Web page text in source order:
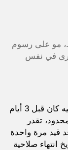
مو على رسوم
في نفس
الكود ساري ومفعّل حالياً. آخر اختبار قمنا فيه كان قبل 3 أيام
محدود، تقدر
قيد مرة واحدة
انتهاء صلاحية